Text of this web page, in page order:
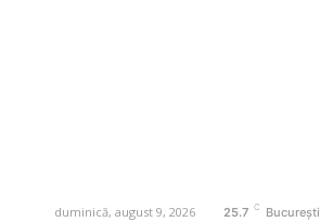
duminică, august 9, 2026 25.7 C București